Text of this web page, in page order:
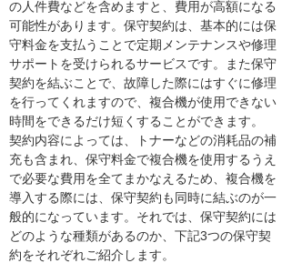
の人件費などを含めますと、費用が高額になる
可能性があります。保守契約は、基本的には保
守料金を支払うことで定期メンテナンスや修理
サポートを受けられるサービスです。また保守
契約を結ぶことで、故障した際にはすぐに修理
を行ってくれますので、複合機が使用できない
時間をできるだけ短くすることができます。
契約内容によっては、トナーなどの消耗品の補
充も含まれ、保守料金で複合機を使用するうえ
で必要な費用を全てまかなえるため、複合機を
導入する際には、保守契約も同時に結ぶのが一
般的になっています。それでは、保守契約には
どのような種類があるのか、下記3つの保守契
約をそれぞれご紹介します。